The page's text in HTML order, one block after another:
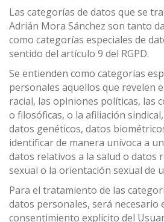
Las categorías de datos que se
Adrián Mora Sánchez son tanto
como categorías especiales de
sentido del artículo 9 del RGPD.
Se entienden como categorías
personales aquellos que revelen
racial, las opiniones políticas, las
o filosóficas, o la afiliación
datos genéticos, datos
identificar de manera unívoca a
datos relativos a la salud o datos
sexual o la orientación sexual de
Para el tratamiento de las
datos personales, será necesario
consentimiento explícito del